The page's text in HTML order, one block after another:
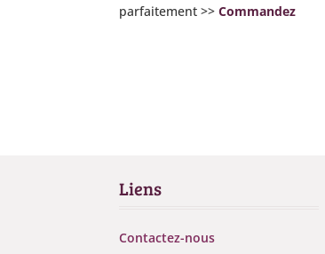
parfaitement >>Commandez
Liens
Contactez-nous